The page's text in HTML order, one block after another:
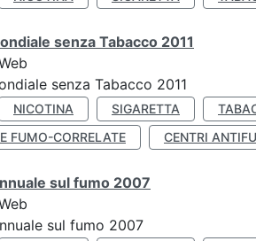
senza Tabacco 2011
senza Tabacco 2011
NICOTINA SIGARETTA
FUMO-CORRELATE
CENTRI
sul fumo 2007
sul fumo 2007